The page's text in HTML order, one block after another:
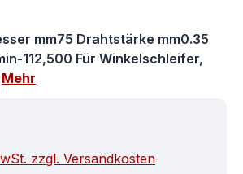
mm75 Drahtstärke mm0.35
112,500 Für Winkelschleifer,
Mehr
zzgl. Versandkosten